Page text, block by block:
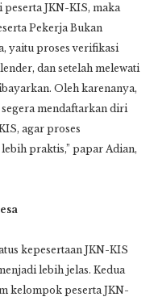
JKN-KIS, maka
Pekerja Bukan
yaitu proses verifikasi
dan setelah melewati
Oleh karenanya,
mendaftarkan diri
agar proses
praktis,” papar Adian,
kepesertaan JKN-KIS
lebih jelas. Kedua
kelompok peserta JKN-